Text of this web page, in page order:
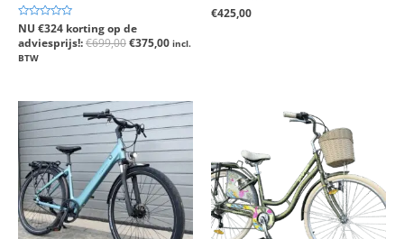
Gewaardeerd
0
uit
5
NU €324 korting op de
adviesprijs!:€699,00€375,00 incl.
BTW
Gewaardeerd
0
€425,00